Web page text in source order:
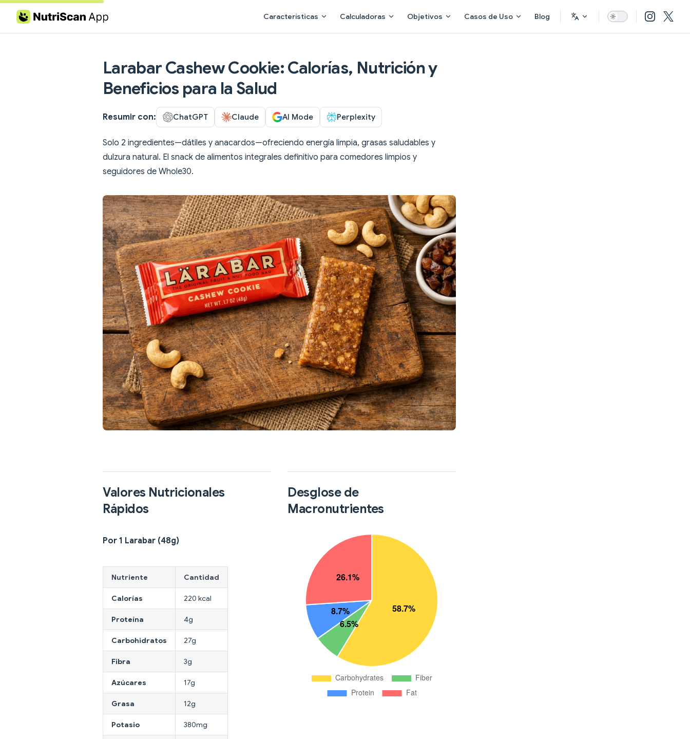
Skip to content Características Calculadoras Objetivos Casos de Uso Blog
Larabar Cashew Cookie: Calorías, Nutrición y
Beneficios para la Salud
Resumir con: ChatGPT Claude AI Mode Perplexity
Solo 2 ingredientes—dátiles y anacardos—ofreciendo energía limpia, grasas saludables y
dulzura natural. El snack de alimentos integrales definitivo para comedores limpios y
seguidores de Whole30.
Valores Nutricionales
Rápidos
Por 1 Larabar (48g)
Nutriente Cantidad
Calorías 220 kcal
Proteína 4g
Carbohidratos 27g
Fibra 3g
Azúcares 17g
Grasa 12g
Potasio 380mg
Desglose de
Macronutrientes